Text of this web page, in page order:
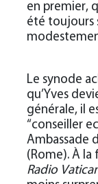
en premier,
été toujours
Le synode
qu’Yves
générale, il
“conseiller
Ambassade
(Rome). À
Radio